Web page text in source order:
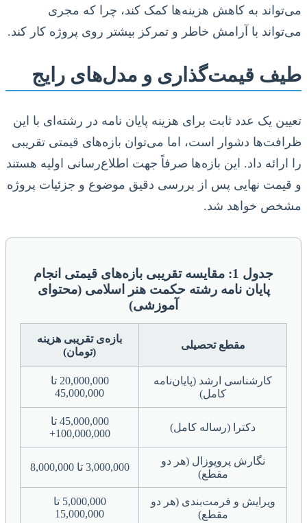
می‌تواند به کاهش هزینه‌ها کمک کند، چرا که مجری
می‌تواند با آرامش خاطر و تمرکز بیشتر روی پروژه کار کند.
طیف قیمت‌گذاری و مدل‌های رایج
تعیین یک عدد ثابت برای هزینه پایان نامه در رشته‌ای با این
ظرافت‌ها دشوار است، اما می‌توان بازه‌های قیمتی تقریبی
را ارائه داد. این بازه‌ها صرفاً جهت اطلاع‌رسانی اولیه هستند
و قیمت نهایی پس از بررسی دقیق موضوع و جزئیات پروژه
مشخص خواهد شد.
جدول 1: مقایسه تقریبی بازه‌های قیمتی انجام
پایان نامه رشته حکمت هنر اسلامی (محتوای
آموزشی)
مقطع تحصیلی
بازه‌ی تقریبی هزینه
(تومان)
کارشناسی ارشد (پایان‌نامه
کامل)
20,000,000 تا
45,000,000
دکترا (رساله کامل)
45,000,000 تا
100,000,000+
نگارش پروپوزال (هر دو
مقطع)
3,000,000 تا 8,000,000
ویرایش و فرمت‌بندی (هر دو
مقطع)
5,000,000 تا
15,000,000